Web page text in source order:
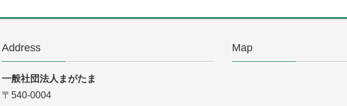
Address
一般社団法人まがたま
〒540-0004
Map